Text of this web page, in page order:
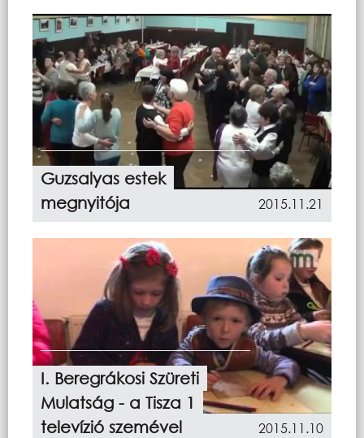
Guzsalyas estek
megnyitója
2015.11.21
I. Beregrákosi Szüreti
Mulatság - a Tisza 1
televízió szemével
2015.11.10